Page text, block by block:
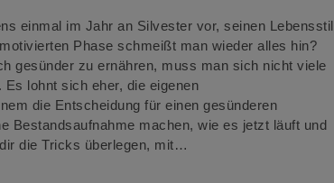
einmal im Jahr an Silvester vor, seinen Lebensstil
Phase schmeißt man wieder alles hin?
gesünder zu ernähren, muss man sich nicht viele
lohnt sich eher, die eigenen
die Entscheidung für einen gesünderen
Bestandsaufnahme machen, wie es jetzt läuft und
die Tricks überlegen, mit…